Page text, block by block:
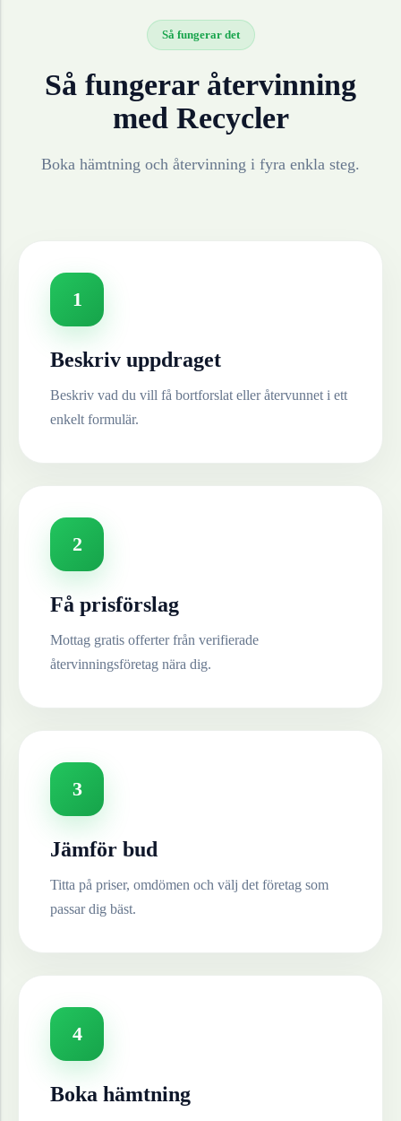
Så fungerar det
Så fungerar återvinning
med Recycler
Boka hämtning och återvinning i fyra enkla steg.
1
Beskriv uppdraget
Beskriv vad du vill få bortforslat eller återvunnet i ett
enkelt formulär.
2
Få prisförslag
Mottag gratis offerter från verifierade
återvinningsföretag nära dig.
3
Jämför bud
Titta på priser, omdömen och välj det företag som
passar dig bäst.
4
Boka hämtning